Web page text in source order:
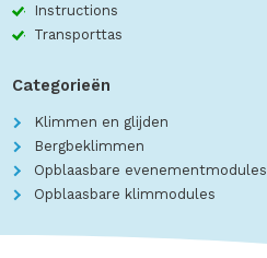
Instructions
Transporttas
Categorieën
Klimmen en glijden
Bergbeklimmen
Opblaasbare evenementmodules
Opblaasbare klimmodules